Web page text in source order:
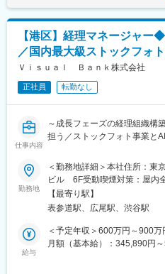
お客様と共に進化し続けるバ
ひとりのチカラ（人間力）と
まざまな問題を解決すること
拓こうとする意識を社員たち
なことであっても、自分自身
え、行動する、『AT’sマイン
力を合わせて仕事をしていく
策定・推進します。
定量的な分析と論理的思考を
の立案まで一貫してリードで
変更の範囲：会社の定める業務
金額であり、選考を通じて上
は固定手当を含めた表記です
【港区】経理マネージャー
／国内最大級ストックフォ
Ｖｉｓｕａｌ Ｂａｎｋ株式会社
正社員 転勤なし
仕事内容
～成長フェーズの経理組織構
担う／ストックフォト事業と
■業務概要
国内最大級のストックフォト
している当社にて、経理マネ
す。
外部パートナー主導から自社
安定した経理運営と業務プロ
勤務地
＜勤務地詳細＞本社住所：東
ビル 6F受動喫煙対策：屋内
事業所（リモートワーク含む）
【最寄り駅】
表参道駅、広尾駅、渋谷駅
給与
＜予定年収＞600万円～900
月額（基本給）：345,890円